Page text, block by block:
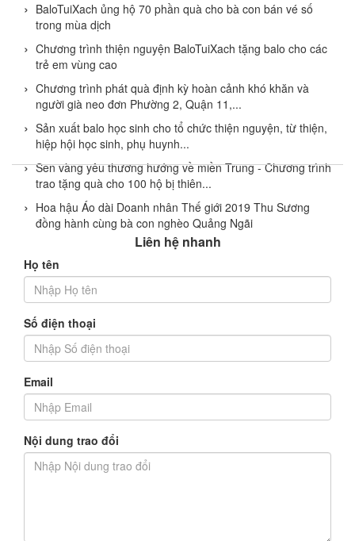
BaloTuiXach ủng hộ 70 phần quà cho bà con bán vé số
trong mùa dịch
Chương trình thiện nguyện BaloTuiXach tặng balo cho các
trẻ em vùng cao
Chương trình phát quà định kỳ hoàn cảnh khó khăn và
người già neo đơn Phường 2, Quận 11,...
Sản xuất balo học sinh cho tổ chức thiện nguyện, từ thiện,
hiệp hội học sinh, phụ huynh...
Sen vàng yêu thương hướng về miền Trung - Chương trình
trao tặng quà cho 100 hộ bị thiên...
Hoa hậu Áo dài Doanh nhân Thế giới 2019 Thu Sương
đồng hành cùng bà con nghèo Quảng Ngãi
Liên hệ nhanh
Họ tên
Số điện thoại
Email
Nội dung trao đổi